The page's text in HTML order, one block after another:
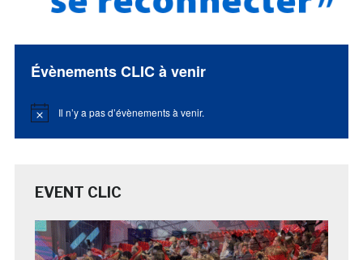
Évènements CLIC à venir
Notice Il n’y a pas d’évènements à venir.
EVENT CLIC